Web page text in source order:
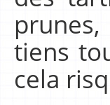
tiens
cela